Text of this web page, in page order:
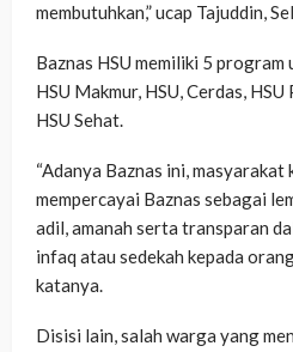
membutuhkan,” ucap Tajuddin,
Baznas HSU memiliki 5
HSU Makmur, HSU, Cerdas,
HSU Sehat.
“Adanya Baznas ini, masyarakat
mempercayai Baznas sebagai
adil, amanah serta transparan
infaq atau sedekah kepada
katanya.
Disisi lain, salah warga yang